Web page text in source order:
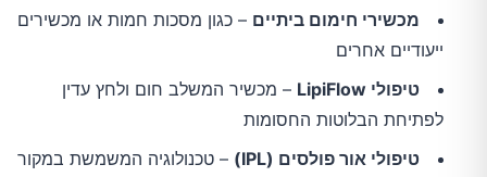
מכשירי חימום ביתיים – כגון מסכות חמות או מכשירים
ייעודיים אחרים
טיפולי LipiFlow
– מכשיר המשלב חום ולחץ עדין
לפתיחת הבלוטות החסומות
טיפולי אור פולסים (IPL)
– טכנולוגיה המשמשת במקור